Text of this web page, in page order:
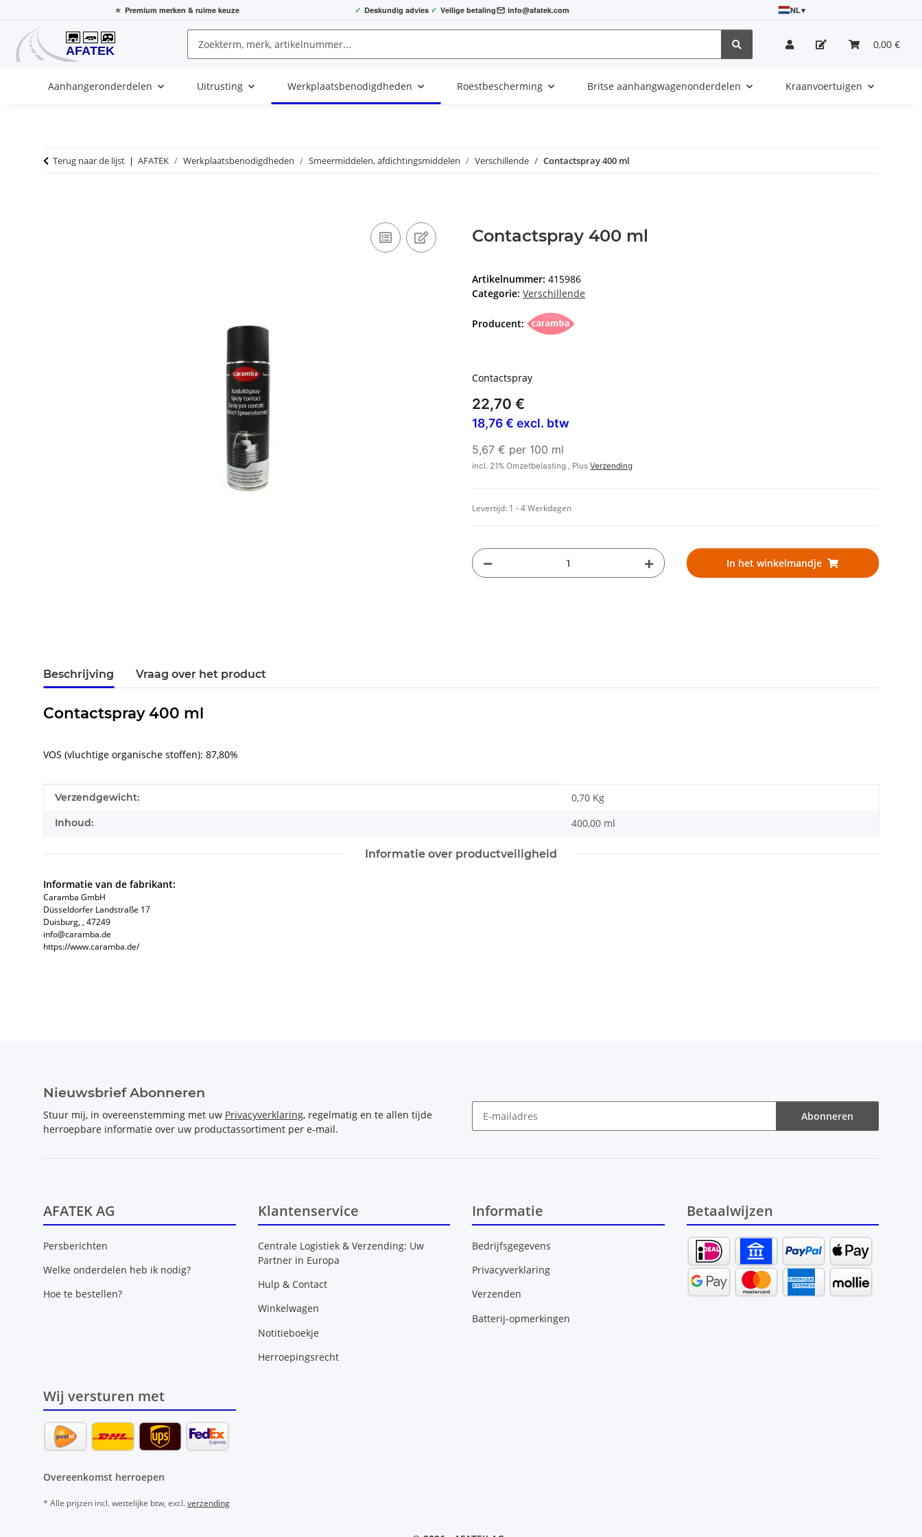
⭐ Premium merken & ruime keuze ✓ Deskundig advies ✓ Veilige betaling info@afatek.com NL▾
0,00 €
Aanhangeronderdelen Uitrusting Werkplaatsbenodigdheden Roestbescherming Britse aanhangwagenonderdelen Kraanvoertuigen
Terug naar de lijst AFATEK Werkplaatsbenodigdheden Smeermiddelen, afdichtingsmiddelen Verschillende Contactspray 400 ml
Contactspray 400 ml
Artikelnummer: 415986
Categorie: Verschillende
Producent:
Contactspray
22,70 €
18,76 € excl. btw
5,67 € per 100 ml
incl. 21% Omzetbelasting , Plus Verzending
Levertijd: 1 - 4 Werkdagen
In het winkelmandje
Beschrijving Vraag over het product
Contactspray 400 ml
VOS (vluchtige organische stoffen): 87,80%
#productDetails.itemInformation#
#productDetails.itemValue#
Verzendgewicht: 0,70 Kg
Inhoud: 400,00 ml
Informatie over productveiligheid
Informatie van de fabrikant:
Caramba GmbH
Düsseldorfer Landstraße 17
Duisburg, , 47249
info@caramba.de
https://www.caramba.de/
Nieuwsbrief Abonneren
Stuur mij, in overeenstemming met uw Privacyverklaring, regelmatig en te allen tijde
herroepbare informatie over uw productassortiment per e-mail.
Abonneren
AFATEK AG
Persberichten
Welke onderdelen heb ik nodig?
Hoe te bestellen?
Klantenservice
Centrale Logistiek & Verzending: Uw
Partner in Europa
Hulp & Contact
Winkelwagen
Notitieboekje
Herroepingsrecht
Informatie
Bedrijfsgegevens
Privacyverklaring
Verzenden
Batterij-opmerkingen
Betaalwijzen
Wij versturen met
Overeenkomst herroepen
* Alle prijzen incl. wettelijke btw, excl.verzending